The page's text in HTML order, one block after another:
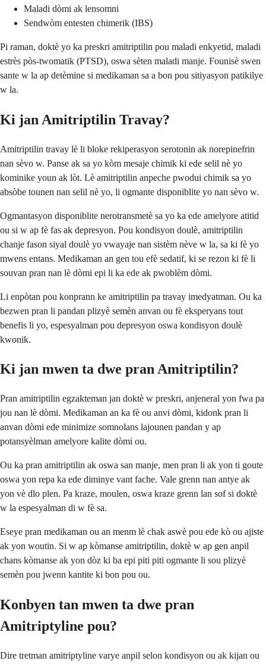
Maladi dòmi ak lensomni
Sendwòm entesten chimerik (IBS)
Pi raman, doktè yo ka preskri amitriptilin pou maladi enkyetid, maladi
estrès pòs-twomatik (PTSD), oswa sèten maladi manje. Founisè swen
sante w la ap detèmine si medikaman sa a bon pou sitiyasyon patikilye
w la.
Ki jan Amitriptilin Travay?
Amitriptilin travay lè li bloke rekiperasyon serotonin ak norepinefrin
nan sèvo w. Panse ak sa yo kòm mesaje chimik ki ede selil nè yo
kominike youn ak lòt. Lè amitriptilin anpeche pwodui chimik sa yo
absòbe tounen nan selil nè yo, li ogmante disponiblite yo nan sèvo w.
Ogmantasyon disponiblite nerotransmetè sa yo ka ede amelyore atitid
ou si w ap fè fas ak depresyon. Pou kondisyon doulè, amitriptilin
chanje fason siyal doulè yo vwayaje nan sistèm nève w la, sa ki fè yo
mwens entans. Medikaman an gen tou efè sedatif, ki se rezon ki fè li
souvan pran nan lè dòmi epi li ka ede ak pwoblèm dòmi.
Li enpòtan pou konprann ke amitriptilin pa travay imedyatman. Ou ka
bezwen pran li pandan plizyè semèn anvan ou fè eksperyans tout
benefis li yo, espesyalman pou depresyon oswa kondisyon doulè
kwonik.
Ki jan mwen ta dwe pran Amitriptilin?
Pran amitriptilin egzakteman jan doktè w preskri, anjeneral yon fwa pa
jou nan lè dòmi. Medikaman an ka fè ou anvi dòmi, kidonk pran li
anvan dòmi ede minimize somnolans lajounen pandan y ap
potansyèlman amelyore kalite dòmi ou.
Ou ka pran amitriptilin ak oswa san manje, men pran li ak yon ti goute
oswa yon repa ka ede diminye vant fache. Vale grenn nan antye ak
yon vè dlo plen. Pa kraze, moulen, oswa kraze grenn lan sof si doktè
w la espesyalman di w fè sa.
Eseye pran medikaman ou an menm lè chak aswè pou ede kò ou ajiste
ak yon woutin. Si w ap kòmanse amitriptilin, doktè w ap gen anpil
chans kòmanse ak yon dòz ki ba epi piti piti ogmante li sou plizyè
semèn pou jwenn kantite ki bon pou ou.
Konbyen tan mwen ta dwe pran
Amitriptyline pou?
Dire tretman amitriptyline varye anpil selon kondisyon ou ak kijan ou